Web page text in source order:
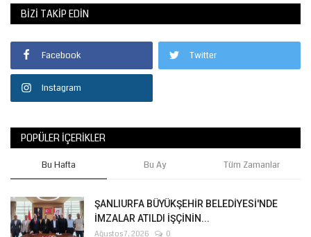
BIZI TAKIP EDIN
Facebook Twitter
Instagram
POPÜLER İÇERIKLER
Bu Hafta Bu Ay Tüm Zamanlar
ŞANLIURFA BÜYÜKŞEHİR BELEDİYESİ'NDE
İMZALAR ATILDI İŞÇİNİN...
Ağustos 7, 2026 0